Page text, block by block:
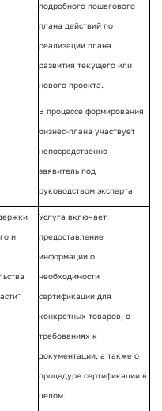
подробного пошагового
плана действий по
реализации плана
развития текущего или
нового проекта.
В процессе формирования
бизнес-плана участвует
непосредственно
заявитель под
руководством эксперта
и
Услуга включает
предоставление
информации о
необходимости
сертификации для
конкретных товаров, о
требованиях к
документации, а также о
процедуре сертификации в
целом.